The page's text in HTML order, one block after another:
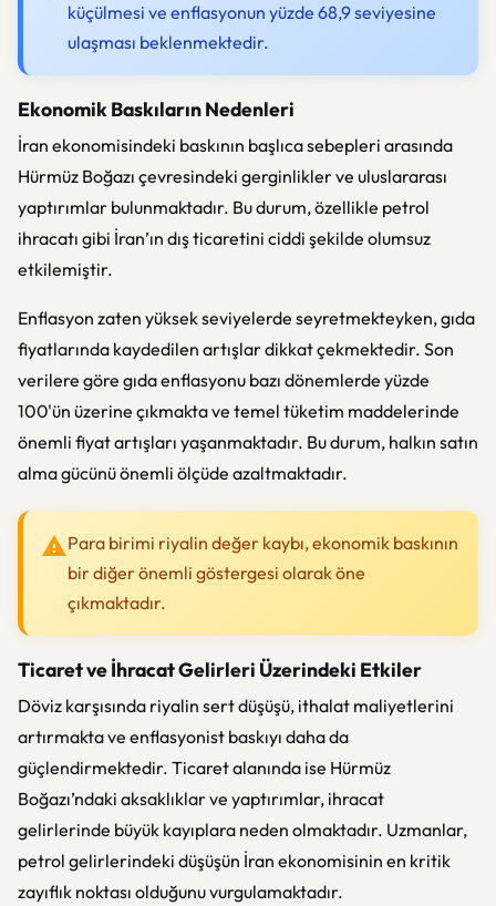
küçülmesi ve enflasyonun yüzde 68,9 seviyesine
ulaşması beklenmektedir.
Ekonomik Baskıların Nedenleri
İran ekonomisindeki baskının başlıca sebepleri arasında
Hürmüz Boğazı çevresindeki gerginlikler ve uluslararası
yaptırımlar bulunmaktadır. Bu durum, özellikle petrol
ihracatı gibi İran’ın dış ticaretini ciddi şekilde olumsuz
etkilemiştir.
Enflasyon zaten yüksek seviyelerde seyretmekteyken, gıda
fiyatlarında kaydedilen artışlar dikkat çekmektedir. Son
verilere göre gıda enflasyonu bazı dönemlerde yüzde
100'ün üzerine çıkmakta ve temel tüketim maddelerinde
önemli fiyat artışları yaşanmaktadır. Bu durum, halkın satın
alma gücünü önemli ölçüde azaltmaktadır.
Para birimi riyalin değer kaybı, ekonomik baskının
bir diğer önemli göstergesi olarak öne
çıkmaktadır.
Ticaret ve İhracat Gelirleri Üzerindeki Etkiler
Döviz karşısında riyalin sert düşüşü, ithalat maliyetlerini
artırmakta ve enflasyonist baskıyı daha da
güçlendirmektedir. Ticaret alanında ise Hürmüz
Boğazı’ndaki aksaklıklar ve yaptırımlar, ihracat
gelirlerinde büyük kayıplara neden olmaktadır. Uzmanlar,
petrol gelirlerindeki düşüşün İran ekonomisinin en kritik
zayıflık noktası olduğunu vurgulamaktadır.